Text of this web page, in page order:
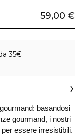
59,00 €
35€
basandosi
gourmand, i nostri
essere irresistibili.